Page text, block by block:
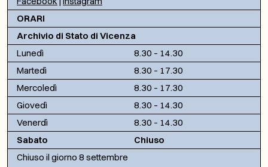
ORARI
Archivio di Stato di Vicenza
Lunedì
8.30 – 14.30
Martedì
8.30 – 17.30
Mercoledì
8.30 – 17.30
Giovedì
8.30 – 14.30
Venerdì
8.30 – 14.30
Sabato
Chiuso
Chiuso il giorno 8 settembre